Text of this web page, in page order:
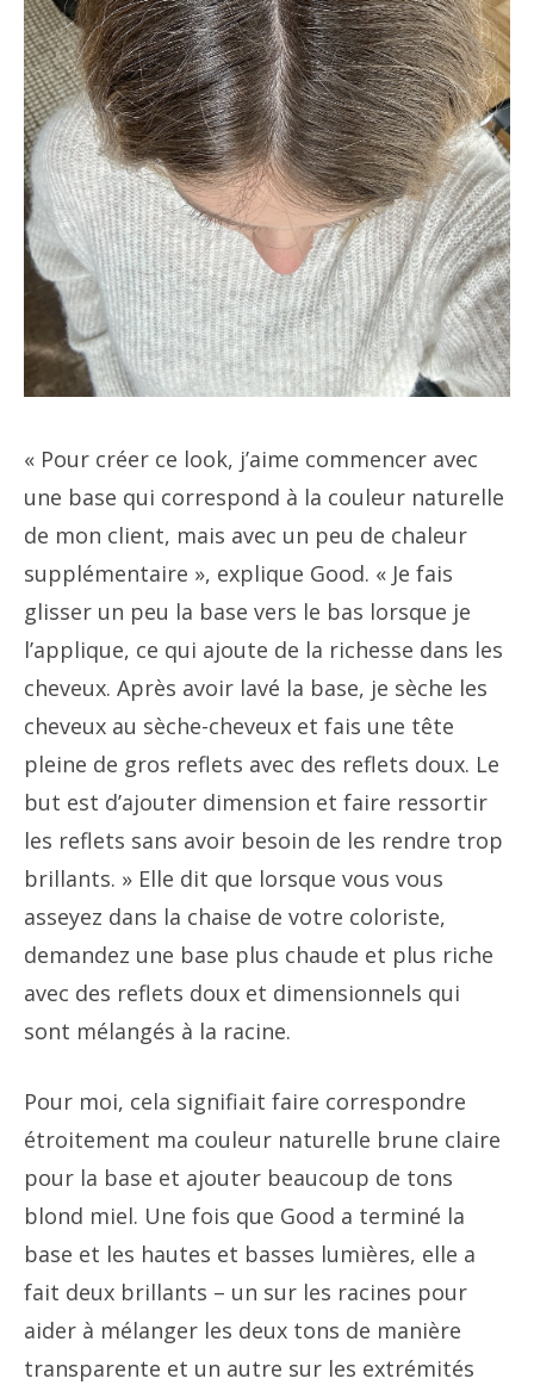
« Pour créer ce look, j’aime commencer avec
une base qui correspond à la couleur naturelle
de mon client, mais avec un peu de chaleur
supplémentaire », explique Good. « Je fais
glisser un peu la base vers le bas lorsque je
l’applique, ce qui ajoute de la richesse dans les
cheveux. Après avoir lavé la base, je sèche les
cheveux au sèche-cheveux et fais une tête
pleine de gros reflets avec des reflets doux. Le
but est d’ajouter dimension et faire ressortir
les reflets sans avoir besoin de les rendre trop
brillants. » Elle dit que lorsque vous vous
asseyez dans la chaise de votre coloriste,
demandez une base plus chaude et plus riche
avec des reflets doux et dimensionnels qui
sont mélangés à la racine.
Pour moi, cela signifiait faire correspondre
étroitement ma couleur naturelle brune claire
pour la base et ajouter beaucoup de tons
blond miel. Une fois que Good a terminé la
base et les hautes et basses lumières, elle a
fait deux brillants – un sur les racines pour
aider à mélanger les deux tons de manière
transparente et un autre sur les extrémités